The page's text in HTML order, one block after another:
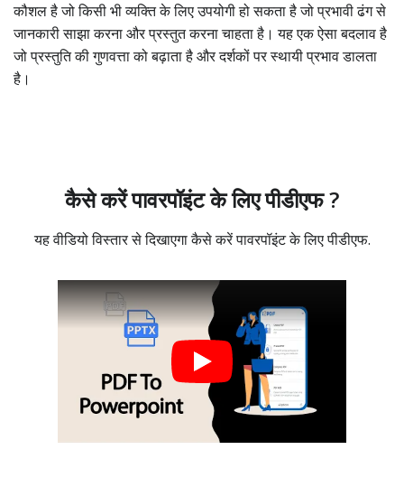
कौशल है जो किसी भी व्यक्ति के लिए उपयोगी हो सकता है जो प्रभावी ढंग से
जानकारी साझा करना और प्रस्तुत करना चाहता है। यह एक ऐसा बदलाव है
जो प्रस्तुति की गुणवत्ता को बढ़ाता है और दर्शकों पर स्थायी प्रभाव डालता
है।
कैसे करें पावरपॉइंट के लिए पीडीएफ ?
यह वीडियो विस्तार से दिखाएगा कैसे करें पावरपॉइंट के लिए पीडीएफ.